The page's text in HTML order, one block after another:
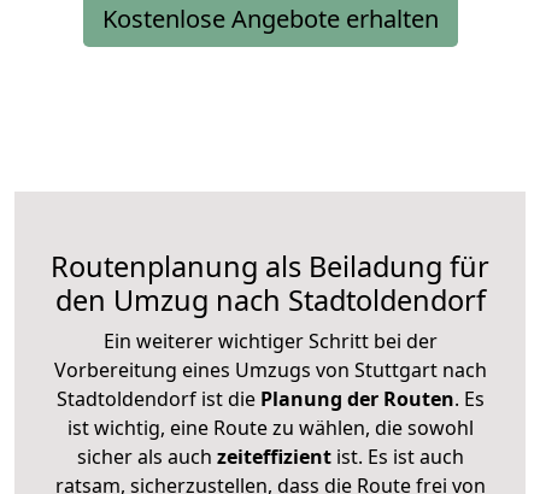
Kostenlose Angebote erhalten
Routenplanung als Beiladung für
den Umzug nach Stadtoldendorf
Ein weiterer wichtiger Schritt bei der
Vorbereitung eines Umzugs von Stuttgart nach
Stadtoldendorf ist diePlanung der Routen. Es
ist wichtig, eine Route zu wählen, die sowohl
sicher als auch zeiteffizientist. Es ist auch
ratsam, sicherzustellen, dass die Route frei von